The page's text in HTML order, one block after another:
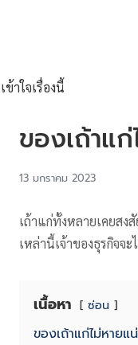
ของเถ้าแ
13 มกราคม 2023
เถ้าแก่ทั้งหลายเคยส
เหล่านี้เจ้าของธุรกิจจ
เนื้อหา ซ่อน
ของเถ้าแก่ไม่หายแ